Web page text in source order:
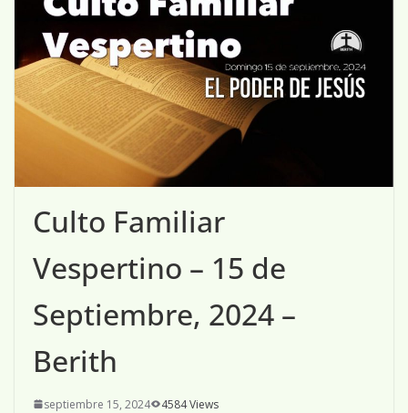
Culto Familiar
Vespertino – 15 de
Septiembre, 2024 –
Berith
septiembre 15, 2024 4584 Views